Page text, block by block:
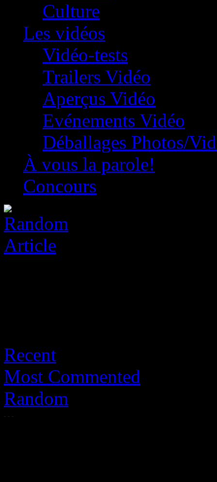
Culture
Les vidéos
Vidéo-tests
Trailers Vidéo
Aperçus Vidéo
Evénements Vidéo
Déballages Photos/
À vous la parole!
Concours
Recent
Most Commented
Random